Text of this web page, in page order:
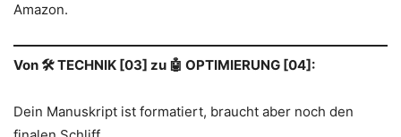
Amazon.
Von 🛠️ TECHNIK [03] zu 🤖 OPTIMIERUNG [04]:
Dein Manuskript ist formatiert, braucht aber noch den